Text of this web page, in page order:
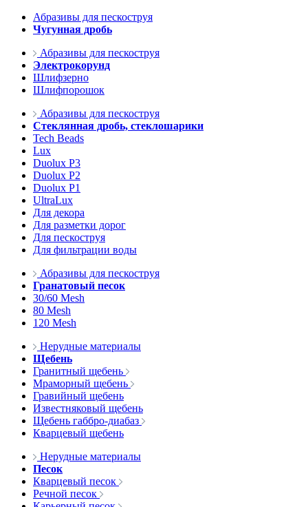
Абразивы для пескоструя
Чугунная дробь
Абразивы для пескоструя
Электрокорунд
Шлифзерно
Шлифпорошок
Абразивы для пескоструя
Стеклянная дробь, стеклошарики
Tech Beads
Lux
Duolux P3
Duolux P2
Duolux P1
UltraLux
Для декора
Для разметки дорог
Для пескоструя
Для фильтрации воды
Абразивы для пескоструя
Гранатовый песок
30/60 Mesh
80 Mesh
120 Mesh
Нерудные материалы
Щебень
Гранитный щебень
Мраморный щебень
Гравийный щебень
Известняковый щебень
Щебень габбро-диабаз
Кварцевый щебень
Нерудные материалы
Песок
Кварцевый песок
Речной песок